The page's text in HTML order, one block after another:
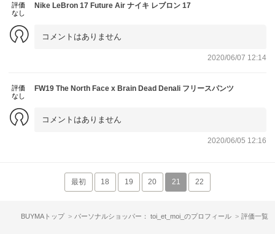
評価
なし
Nike LeBron 17 Future Air ナイキ レブロン 17
コメントはありません
2020/06/07 12:14
評価
なし
FW19 The North Face x Brain Dead Denali フリースパンツ
コメントはありません
2020/06/05 12:16
最初 18 19 20 21 22
BUYMAトップ パーソナルショッパー： toi_et_moi_のプロフィール 評価一覧